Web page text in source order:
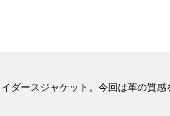
ダースジャケット。今回は革の質感